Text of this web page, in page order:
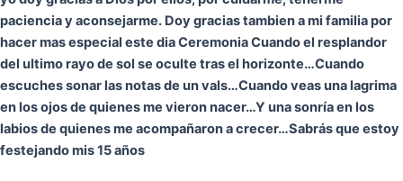
paciencia y aconsejarme. Doy gracias tambien a mi familia por
hacer mas especial este dia CeremoniaCuando el resplandor
del ultimo rayo de sol se oculte tras el horizonte…Cuando
escuches sonar las notas de un vals…Cuando veas una lagrima
en los ojos de quienes me vieron nacer…Y una sonría en los
labios de quienes me acompañaron a crecer…Sabrás que estoy
festejando mis 15 años